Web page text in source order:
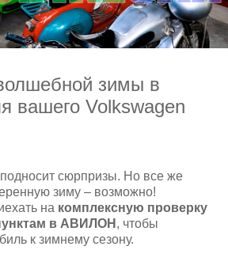
зимы в
Volkswagen
сюрпризы. Но все же
зиму – возможно!
на комплексную проверку
в АВИЛОН , чтобы
к зимнему сезону.